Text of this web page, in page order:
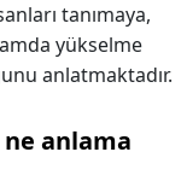
tanımaya,
yükselme
anlatmaktadır.
anlama